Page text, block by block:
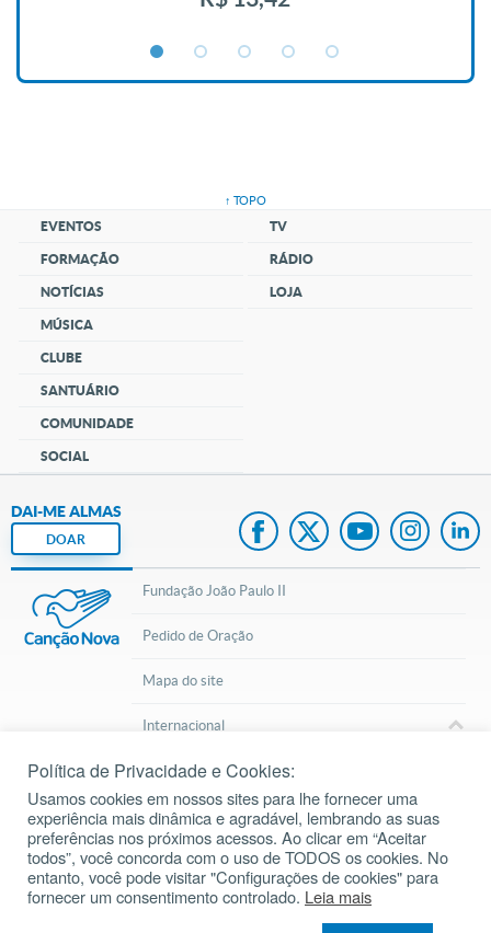
↑ TOPO
EVENTOS
FORMAÇÃO
NOTÍCIAS
MÚSICA
CLUBE
SANTUÁRIO
COMUNIDADE
SOCIAL
TV
RÁDIO
LOJA
DAI-ME ALMAS
DOAR
Fundação João Paulo II
Pedido de Oração
Mapa do site
Internacional
cancaonova.com © 2002 – 2026Todos os direitos reservados.
Política de Privacidade e Cookies:
Usamos cookies em nossos sites para lhe fornecer uma
experiência mais dinâmica e agradável, lembrando as suas
preferências nos próximos acessos. Ao clicar em “Aceitar
todos”, você concorda com o uso de TODOS os cookies. No
entanto, você pode visitar "Configurações de cookies" para
fornecer um consentimento controlado. Leia mais
Baixe o aplicativo da Liturgia Diária